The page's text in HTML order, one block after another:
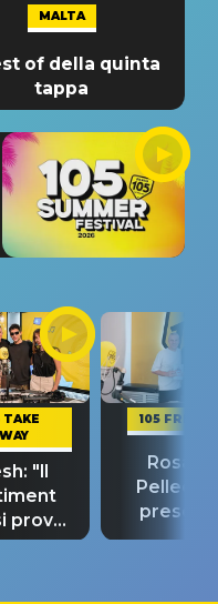
MALTA
of della quinta
tappa
TAKE
"Il
prova
notte
105
Rosario
“Così